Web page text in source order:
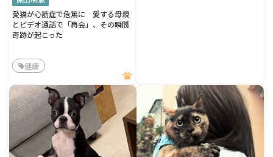
愛猫が心筋症で危篤に 愛する母親
とビデオ通話で「再会」、その瞬間
奇跡が起こった
健康